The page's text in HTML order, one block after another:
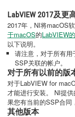
LabVIEW 2017及更
2017年，NI将macOS
于macOS的LabVIEW的
以下说明。
请注意，对于所有
SSP关联的帐户。
对于所有以前的版
对于LabVIEW for
才能进行安装。 NI提
果您有当前的SSP合同
其他版本